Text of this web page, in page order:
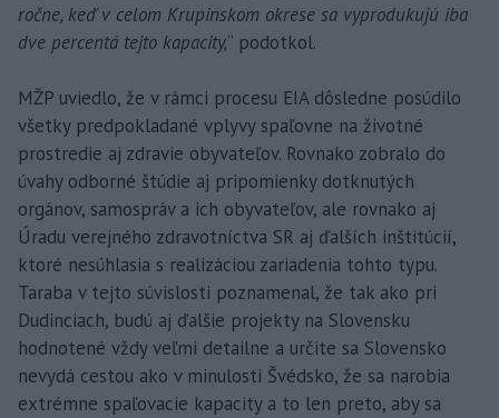
ročne, keď v celom Krupinskom okrese sa vyprodukujú iba
dve percentá tejto kapacity,“ podotkol.
MŽP uviedlo, že v rámci procesu EIA dôsledne posúdilo
všetky predpokladané vplyvy spaľovne na životné
prostredie aj zdravie obyvateľov. Rovnako zobralo do
úvahy odborné štúdie aj pripomienky dotknutých
orgánov, samospráv a ich obyvateľov, ale rovnako aj
Úradu verejného zdravotníctva SR aj ďalších inštitúcií,
ktoré nesúhlasia s realizáciou zariadenia tohto typu.
Taraba v tejto súvislosti poznamenal, že tak ako pri
Dudinciach, budú aj ďalšie projekty na Slovensku
hodnotené vždy veľmi detailne a určite sa Slovensko
nevydá cestou ako v minulosti Švédsko, že sa narobia
extrémne spaľovacie kapacity a to len preto, aby sa